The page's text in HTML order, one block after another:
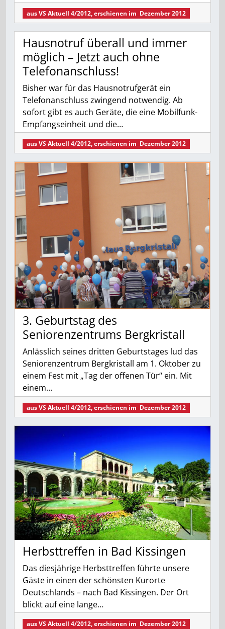
ausVS Aktuell 4/2012, erschienen im Dezember 2012
Hausnotruf überall und immer
möglich – Jetzt auch ohne
Telefonanschluss!
Bisher war für das Hausnotrufgerät ein
Telefonanschluss zwingend notwendig. Ab
sofort gibt es auch Geräte, die eine Mobilfunk-
Empfangseinheit und die…
ausVS Aktuell 4/2012, erschienen im Dezember 2012
3. Geburtstag des
Seniorenzentrums Bergkristall
Anlässlich seines dritten Geburtstages lud das
Seniorenzentrum Berg­kristall am 1. Oktober zu
einem Fest mit „Tag der offenen Tür“ ein. Mit
einem…
ausVS Aktuell 4/2012, erschienen im Dezember 2012
Herbsttreffen in Bad Kissingen
Das diesjährige Herbsttreffen führte unsere
Gäste in einen der schönsten Kurorte
Deutschlands – nach Bad Kissingen. Der Ort
blickt auf eine lange…
ausVS Aktuell 4/2012, erschienen im Dezember 2012